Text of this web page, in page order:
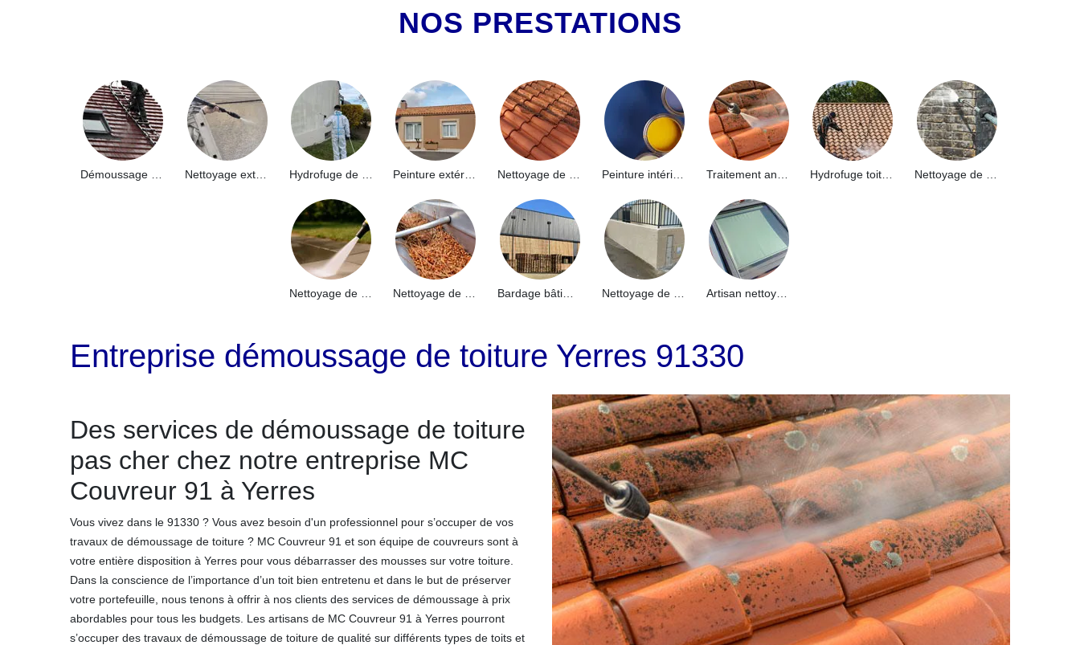
NOS PRESTATIONS
Nettoyage extérieur bâtiment industriel 91 Peinture intérieure 91
Artisan nettoyage de puits de lumière et Skydome 91
Entreprise démoussage de toiture Yerres 91330
Des services de démoussage de toiture
pas cher chez notre entreprise MC
Couvreur 91 à Yerres
Vous vivez dans le 91330 ? Vous avez besoin d'un professionnel pour s’occuper de vos
travaux de démoussage de toiture ? MC Couvreur 91 et son équipe de couvreurs sont à
votre entière disposition à Yerres pour vous débarrasser des mousses sur votre toiture.
Dans la conscience de l’importance d’un toit bien entretenu et dans le but de préserver
votre portefeuille, nous tenons à offrir à nos clients des services de démoussage à prix
abordables pour tous les budgets. Les artisans de MC Couvreur 91 à Yerres pourront
s’occuper des travaux de démoussage de toiture de qualité sur différents types de toits et